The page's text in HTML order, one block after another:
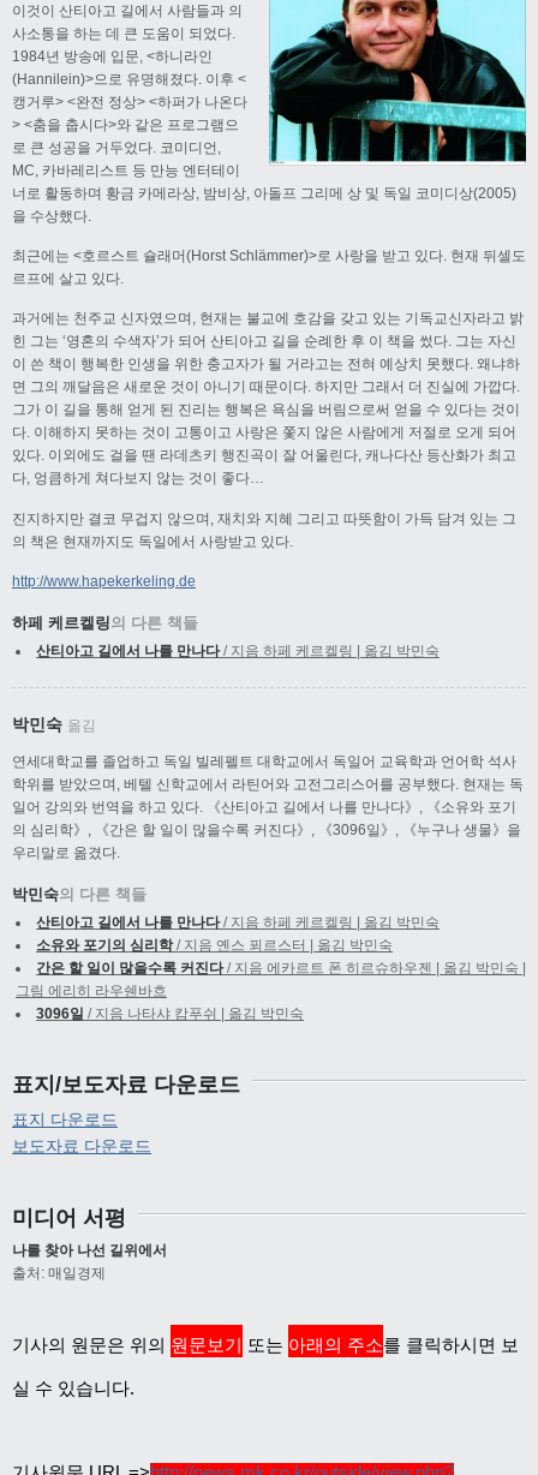
이것이 산티아고 길에서 사람들과 의
사소통을 하는 데 큰 도움이 되었다.
1984년 방송에 입문, <하니라인
(Hannilein)>으로 유명해졌다. 이후 <
캥거루> <완전 정상> <하퍼가 나온다
> <춤을 춥시다>와 같은 프로그램으
로 큰 성공을 거두었다. 코미디언,
MC, 카바레리스트 등 만능 엔터테이
너로 활동하며 황금 카메라상, 밤비상, 아돌프 그리메 상 및 독일 코미디상(2005)
을 수상했다.
최근에는 <호르스트 슐래머(Horst Schlämmer)>로 사랑을 받고 있다. 현재 뒤셀도
르프에 살고 있다.
과거에는 천주교 신자였으며, 현재는 불교에 호감을 갖고 있는 기독교신자라고 밝
힌 그는 ‘영혼의 수색자’가 되어 산티아고 길을 순례한 후 이 책을 썼다. 그는 자신
이 쓴 책이 행복한 인생을 위한 충고자가 될 거라고는 전혀 예상치 못했다. 왜냐하
면 그의 깨달음은 새로운 것이 아니기 때문이다. 하지만 그래서 더 진실에 가깝다.
그가 이 길을 통해 얻게 된 진리는 행복은 욕심을 버림으로써 얻을 수 있다는 것이
다. 이해하지 못하는 것이 고통이고 사랑은 쫓지 않은 사람에게 저절로 오게 되어
있다. 이외에도 걸을 땐 라데츠키 행진곡이 잘 어울린다, 캐나다산 등산화가 최고
다, 엉큼하게 쳐다보지 않는 것이 좋다…
진지하지만 결코 무겁지 않으며, 재치와 지혜 그리고 따뜻함이 가득 담겨 있는 그
의 책은 현재까지도 독일에서 사랑받고 있다.
http://www.hapekerkeling.de
하페 케르켈링의 다른 책들
산티아고 길에서 나를 만나다/ 지음 하페 케르켈링 | 옮김 박민숙
박민숙 옮김
연세대학교를 졸업하고 독일 빌레펠트 대학교에서 독일어 교육학과 언어학 석사
학위를 받았으며, 베텔 신학교에서 라틴어와 고전그리스어를 공부했다. 현재는 독
일어 강의와 번역을 하고 있다. 《산티아고 길에서 나를 만나다》, 《소유와 포기
의 심리학》, 《간은 할 일이 많을수록 커진다》, 《3096일》, 《누구나 생물》을
우리말로 옮겼다.
박민숙의 다른 책들
산티아고 길에서 나를 만나다/ 지음 하페 케르켈링 | 옮김 박민숙
소유와 포기의 심리학/ 지음 옌스 푀르스터 | 옮김 박민숙
간은 할 일이 많을수록 커진다/ 지음 에카르트 폰 히르슈하우젠 | 옮김 박민숙 |
그림 에리히 라우쉔바흐
3096일 / 지음 나타샤 캄푸쉬 | 옮김 박민숙
표지/보도자료 다운로드
표지 다운로드
보도자료 다운로드
미디어 서평
나를 찾아 나선 길위에서
출처: 매일경제
기사의 원문은 위의 원문보기 또는 아래의 주소를 클릭하시면 보
실 수 있습니다.